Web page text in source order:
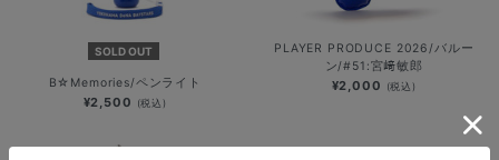
SOLD OUT
B☆Memories/ペンライト
¥2,500 (税込)
PLAYER PRODUCE 2026/バルー
ン/#51:宮﨑敏郎
¥2,000 (税込)